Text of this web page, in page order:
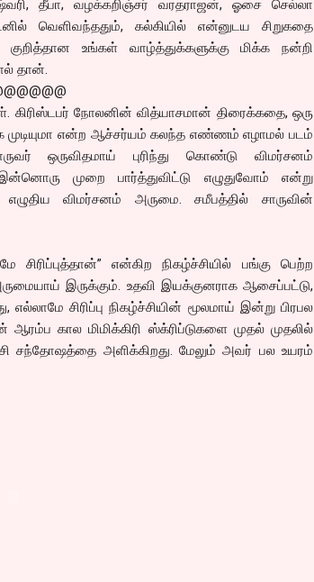
தீபா, வழக்கறிஞ்சர் வரதராஜன், ஓசை செல்லா
வெளிவந்ததும், கல்கியில் என்னுடய சிறுகதை
உங்கள் வாழ்த்துக்களுக்கு மிக்க நன்றி
தான்.
நோலனின் வித்யாசமான் திரைக்கதை, ஒரு
முடியுமா என்ற ஆச்சர்யம் கலந்த எண்ணம் எழாமல் படம்
ஒருவிதமாய் புரிந்து கொண்டு விமர்சனம்
முறை பார்த்துவிட்டு எழுதுவோம் என்று
எழுதிய விமர்சனம் அருமை. சமீபத்தில் சாருவின்
என்கிற நிகழ்ச்சியில் பங்கு பெற்ற
இருக்கும். உதவி இயக்குனராக ஆசைப்பட்டு,
எல்லாமே சிரிப்பு நிகழ்ச்சியின் மூலமாய் இன்று பிரபல
ஆரம்ப கால மிமிக்கிரி ஸ்க்ரிப்டுகளை முதல் முதலில்
சந்தோஷத்தை அளிக்கிறது. மேலும் அவர் பல உயரம்